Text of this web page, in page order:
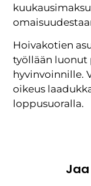
Hoivakotien
työllään luonut
hyvinvoinnille.
oikeus
loppusuoralla.